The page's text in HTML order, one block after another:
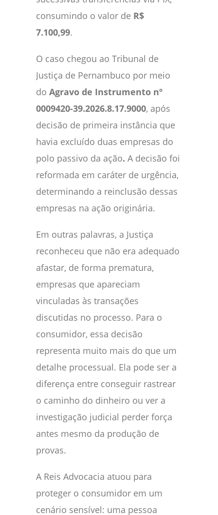
consumindo o valor de R$
7.100,99.
O caso chegou ao Tribunal de
Justiça de Pernambuco por meio
do Agravo de Instrumento nº
0009420-39.2026.8.17.9000, após
decisão de primeira instância que
havia excluído duas empresas do
polo passivo da ação. A decisão foi
reformada em caráter de urgência,
determinando a reinclusão dessas
empresas na ação originária.
Em outras palavras, a Justiça
reconheceu que não era adequado
afastar, de forma prematura,
empresas que apareciam
vinculadas às transações
discutidas no processo. Para o
consumidor, essa decisão
representa muito mais do que um
detalhe processual. Ela pode ser a
diferença entre conseguir rastrear
o caminho do dinheiro ou ver a
investigação judicial perder força
antes mesmo da produção de
provas.
A Reis Advocacia atuou para
proteger o consumidor em um
cenário sensível: uma pessoa